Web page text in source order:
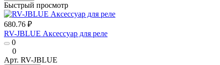
Быстрый просмотр
680.76 ₽
RV-JBLUE Аксессуар для реле
0
0
Арт. RV-JBLUE